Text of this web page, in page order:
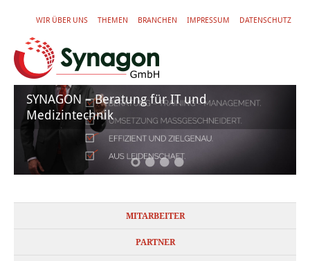
WIR ÜBER UNS THEMEN BRANCHEN IMPRESSUM DATENSCHUTZ
SYNAGON – Beratung für IT und
Medizintechnik
MITARBEITER
PARTNER